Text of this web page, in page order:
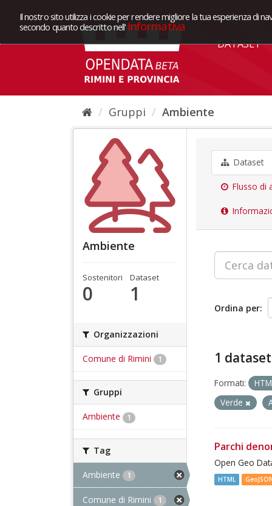
Il nostro sito utilizza i cookie per rendere migliore la tua esperienza di
secondo quanto descritto nell' Informativa
DATASET
Gruppi Ambiente
Ambiente
Sostenitori
0
Dataset
1
Organizzazioni
Comune di Rimini 1
Gruppi
Ambiente 1
Tag
Ambiente 1
Comune di Rimini 1
Dataset
Flusso di
Ordina per
1
Formati:
Verde
Parchi
Open Geo
HTML